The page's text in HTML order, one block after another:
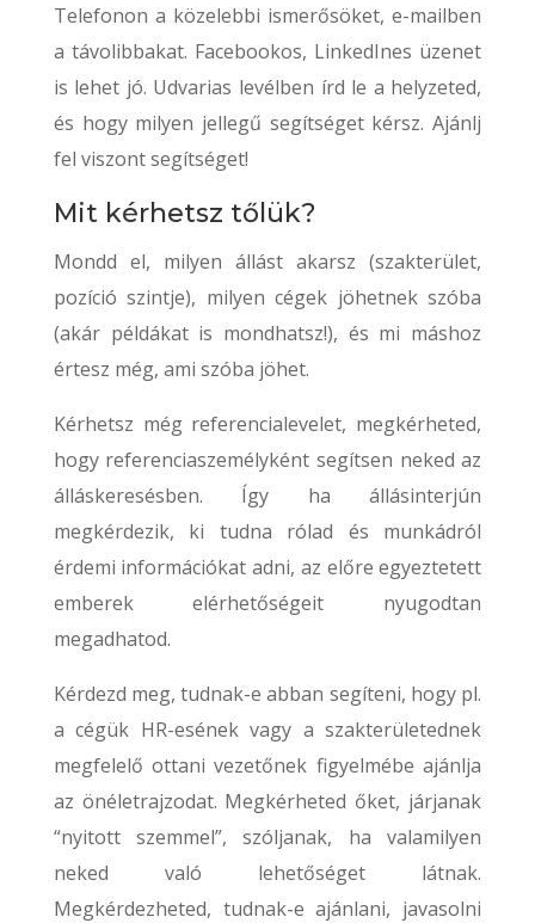
Telefonon a közelebbi ismerősöket, e-mailben
a távolibbakat. Facebookos, LinkedInes üzenet
is lehet jó. Udvarias levélben írd le a helyzeted,
és hogy milyen jellegű segítséget kérsz. Ajánlj
fel viszont segítséget!
Mit kérhetsz tőlük?
Mondd el, milyen állást akarsz (szakterület,
pozíció szintje), milyen cégek jöhetnek szóba
(akár példákat is mondhatsz!), és mi máshoz
értesz még, ami szóba jöhet.
Kérhetsz még referencialevelet, megkérheted,
hogy referenciaszemélyként segítsen neked az
álláskeresésben. Így ha állásinterjún
megkérdezik, ki tudna rólad és munkádról
érdemi információkat adni, az előre egyeztetett
emberek elérhetőségeit nyugodtan
megadhatod.
Kérdezd meg, tudnak-e abban segíteni, hogy pl.
a cégük HR-esének vagy a szakterületednek
megfelelő ottani vezetőnek figyelmébe ajánlja
az önéletrajzodat. Megkérheted őket, járjanak
“nyitott szemmel”, szóljanak, ha valamilyen
neked való lehetőséget látnak.
Megkérdezheted, tudnak-e ajánlani, javasolni